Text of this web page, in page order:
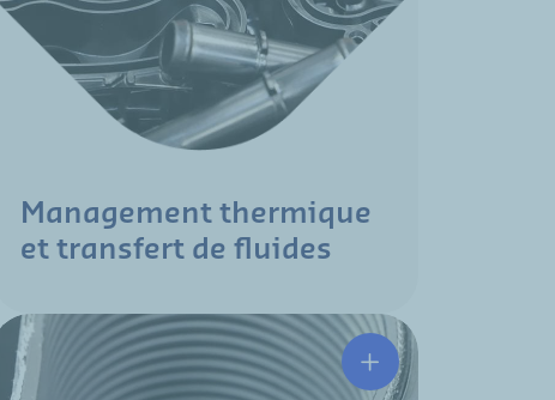
Management thermique
et transfert de fluides